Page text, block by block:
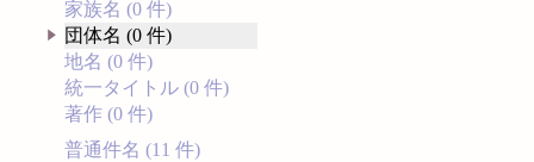
家族名 (0 件)
団体名 (0 件)
地名 (0 件)
統一タイトル (0 件)
著作 (0 件)
普通件名 (11 件)